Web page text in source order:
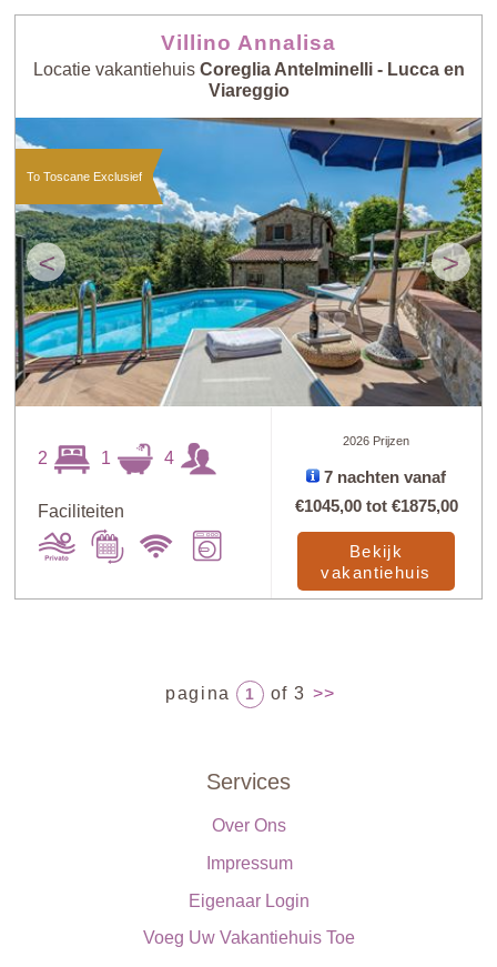
Villino Annalisa
Locatie vakantiehuis Coreglia Antelminelli - Lucca en
Viareggio
< >
To Toscane Exclusief
2 1 4
Faciliteiten
2026 Prijzen
7 nachten vanaf
€1045,00tot €1875,00
Bekijk
vakantiehuis
pagina 1 of 3 >>
Services
Over Ons
Impressum
Eigenaar Login
Voeg Uw Vakantiehuis Toe